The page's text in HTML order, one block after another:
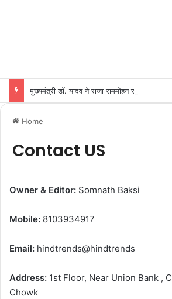
मुख्यमंत्री डॉ. यादव ने राजा राममोहन राय की जयंती
Home
Contact US
Owner & Editor: Somnath Baksi
Mobile: 8103934917
Email: hindtrends@hindtrends
Address: 1st Floor, Near Union Bank ,
Chowk